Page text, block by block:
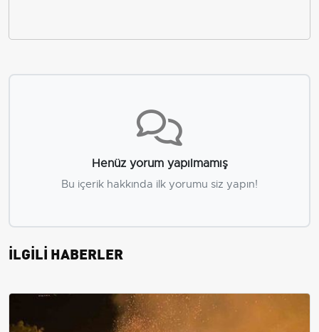
Henüz yorum yapılmamış
Bu içerik hakkında ilk yorumu siz yapın!
İLGİLİ HABERLER